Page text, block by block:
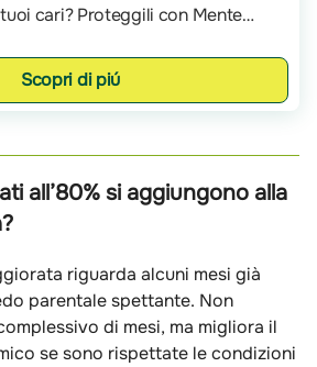
cari? Proteggili con Mente
Scopri di piú
all’80% si aggiungono alla
riguarda alcuni mesi già
parentale spettante. Non
di mesi, ma migliora il
se sono rispettate le condizioni